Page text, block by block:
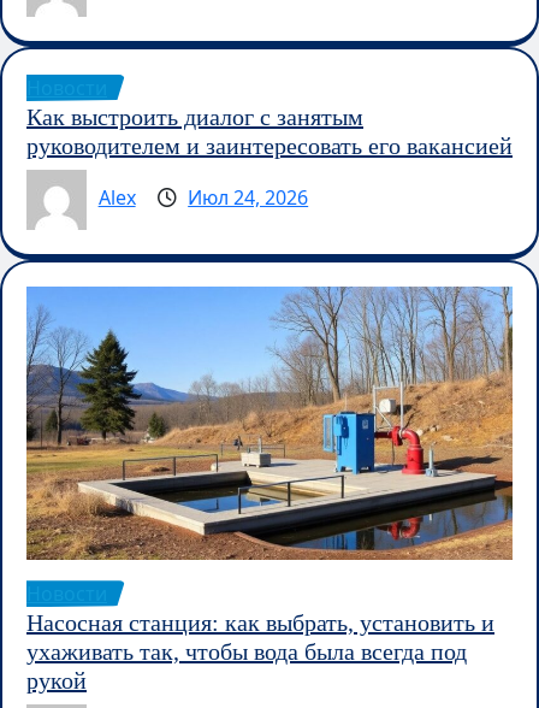
Как выстроить диалог с занятым
руководителем и заинтересовать его вакансией
Alex
Июл 24, 2026
Насосная станция: как выбрать, установить и
ухаживать так, чтобы вода была всегда под
рукой